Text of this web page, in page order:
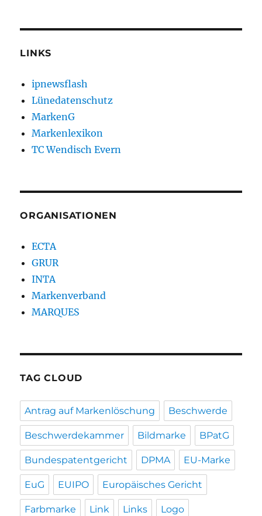
LINKS
ipnewsflash
Lünedatenschutz
MarkenG
Markenlexikon
TC Wendisch Evern
ORGANISATIONEN
ECTA
GRUR
INTA
Markenverband
MARQUES
TAG CLOUD
Antrag auf Markenlöschung Beschwerde
Beschwerdekammer Bildmarke BPatG
Bundespatentgericht DPMA EU-Marke
EuG EUIPO Europäisches Gericht
Farbmarke Link Links Logo